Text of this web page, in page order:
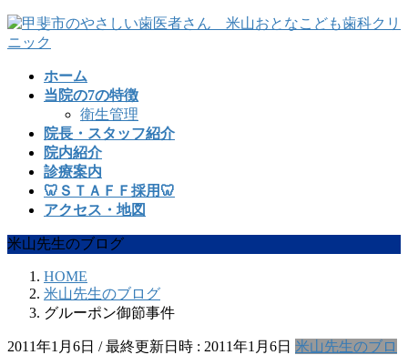
コ
ン
ナ
ビ
ホーム
当院の7の特徴
衛生管理
院長・スタッフ紹介
院内紹介
診療案内
🦷ＳＴＡＦＦ採用🦷
アクセス・地図
米山先生のブログ
HOME
米山先生のブログ
グルーポン御節事件
2011年1月6日 / 最終更新日時 : 2011年1月6日 米山先生のブロ